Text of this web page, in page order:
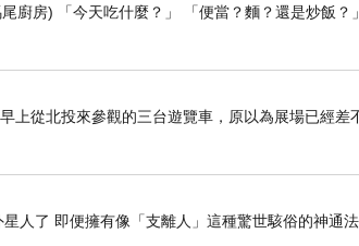
廚房) 「今天吃什麼？」 「便當？麵？還是炒飯？
上從北投來參觀的三台遊覽車，原以為展場已經差
人了 即便擁有像「支離人」這種驚世駭俗的神通